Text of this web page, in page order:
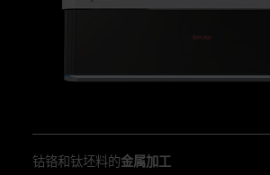
钴铬和钛坯料的金属加工